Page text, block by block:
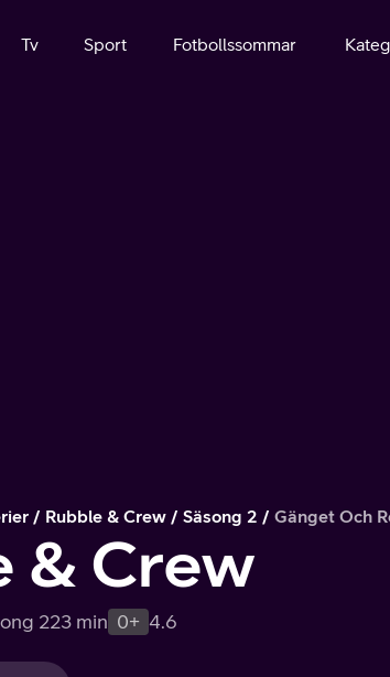
Tv Sport Fotbollssommar
Rubble & Crew Säsong 2 Gänget Och
& Crew
223 min 0+ 4.6